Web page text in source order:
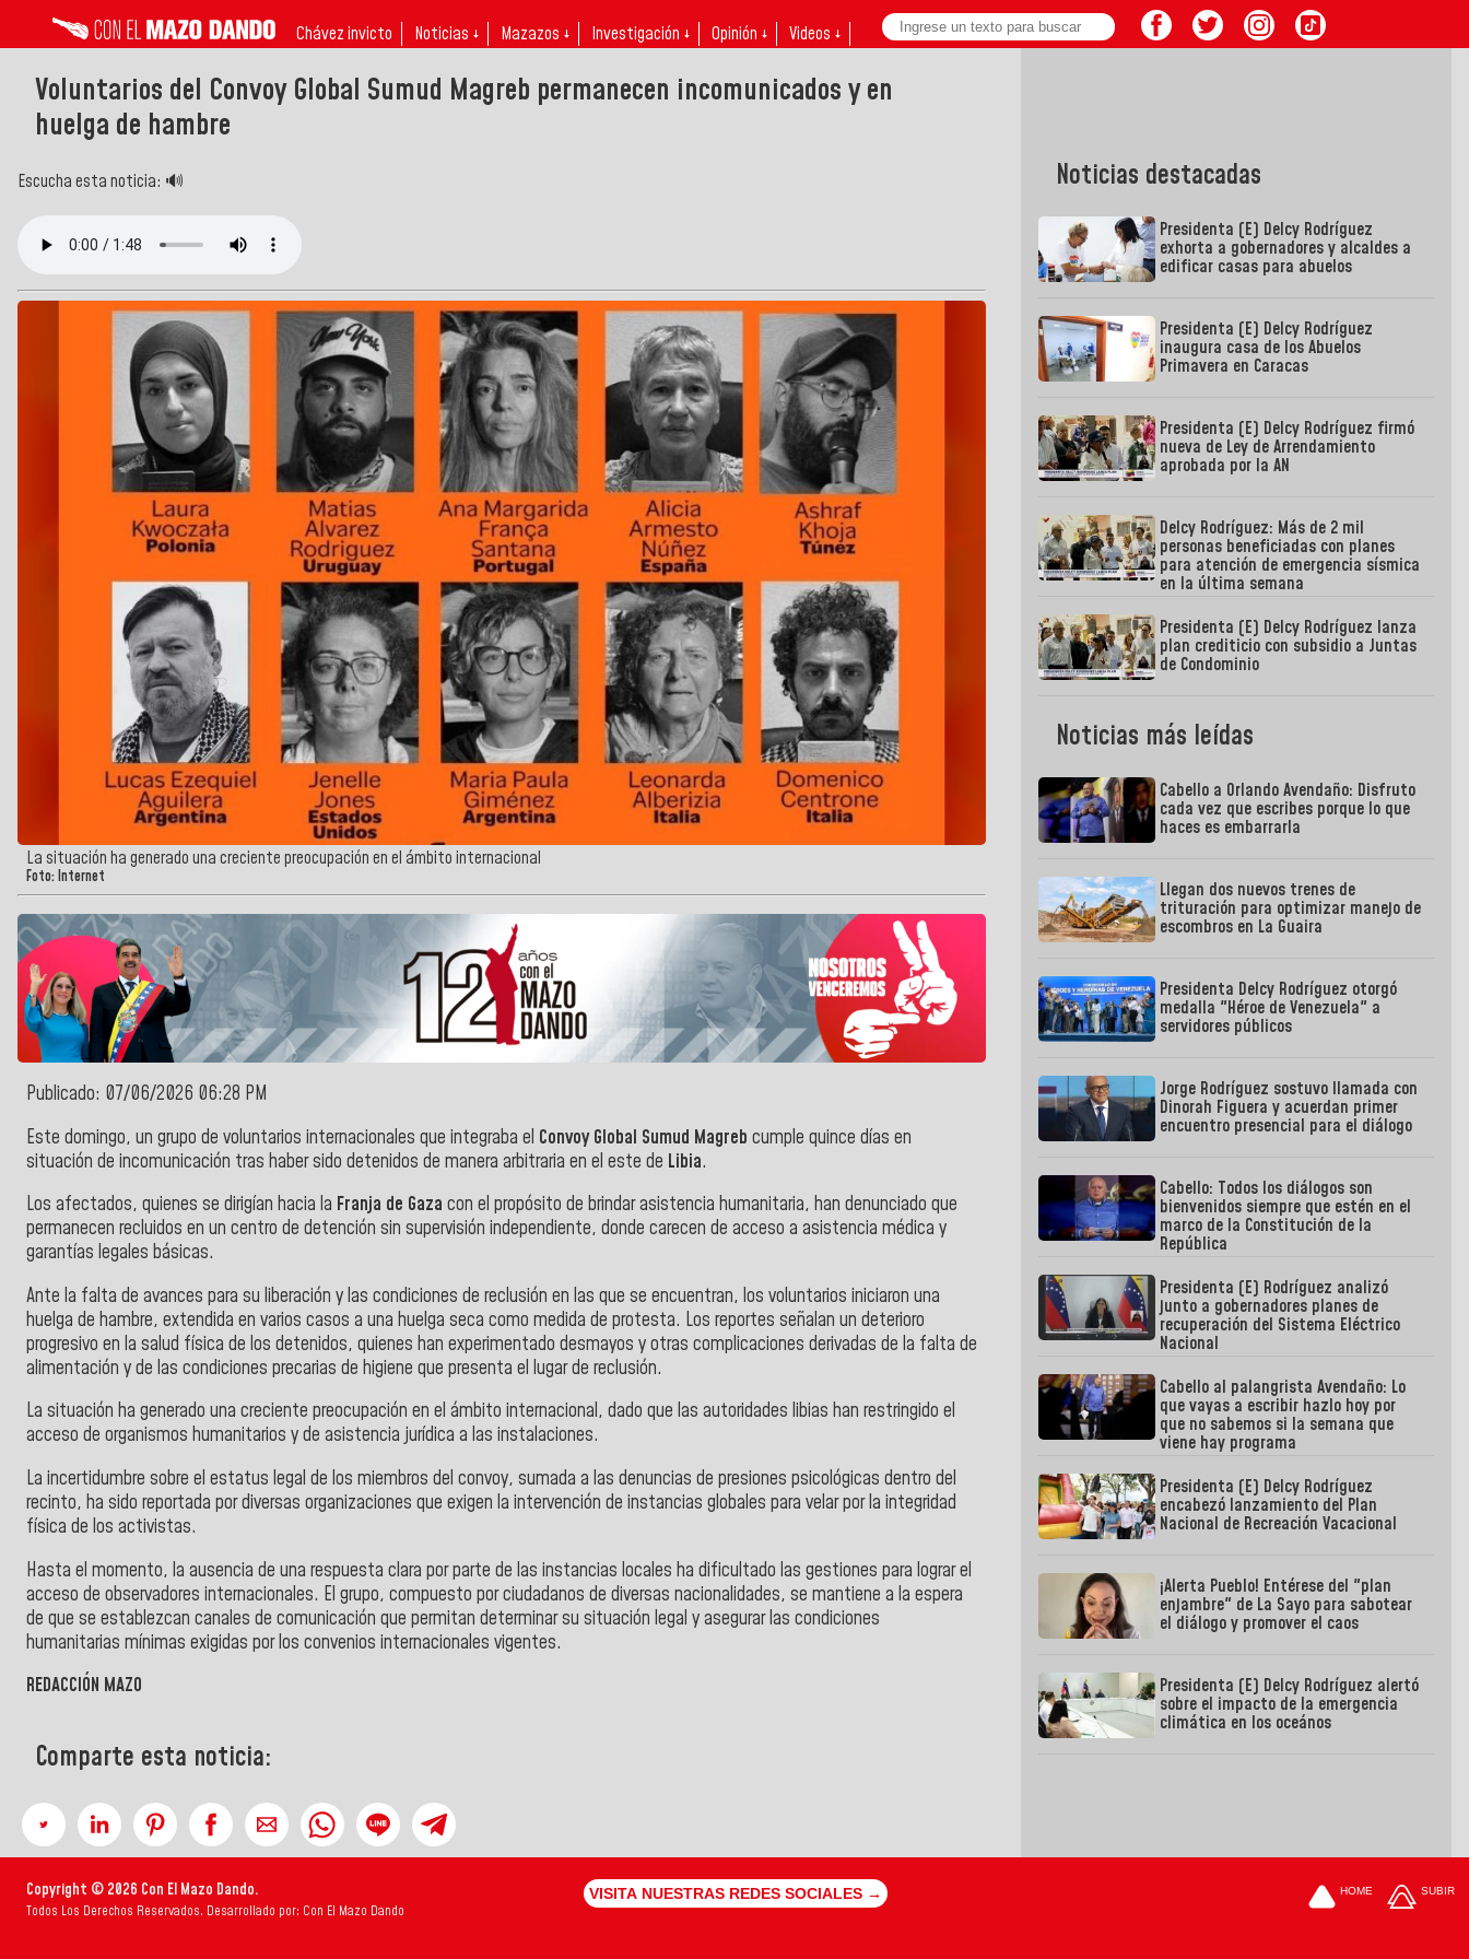
Chávez invicto Noticias ↓ Mazazos ↓ Investigación ↓ Opinión ↓ Videos ↓
Voluntarios del Convoy Global Sumud Magreb permanecen incomunicados y en
huelga de hambre
Escucha esta noticia: 🔊
La situación ha generado una creciente preocupación en el ámbito internacional
Foto: Internet
Publicado: 07/06/2026 06:28 PM
Este domingo, un grupo de voluntarios internacionales que integraba el Convoy Global Sumud Magreb cumple quince días en
situación de incomunicación tras haber sido detenidos de manera arbitraria en el este de Libia.
Los afectados, quienes se dirigían hacia la Franja de Gaza con el propósito de brindar asistencia humanitaria, han denunciado que
permanecen recluidos en un centro de detención sin supervisión independiente, donde carecen de acceso a asistencia médica y
garantías legales básicas.
Ante la falta de avances para su liberación y las condiciones de reclusión en las que se encuentran, los voluntarios iniciaron una
huelga de hambre, extendida en varios casos a una huelga seca como medida de protesta. Los reportes señalan un deterioro
progresivo en la salud física de los detenidos, quienes han experimentado desmayos y otras complicaciones derivadas de la falta de
alimentación y de las condiciones precarias de higiene que presenta el lugar de reclusión.
La situación ha generado una creciente preocupación en el ámbito internacional, dado que las autoridades libias han restringido el
acceso de organismos humanitarios y de asistencia jurídica a las instalaciones.
La incertidumbre sobre el estatus legal de los miembros del convoy, sumada a las denuncias de presiones psicológicas dentro del
recinto, ha sido reportada por diversas organizaciones que exigen la intervención de instancias globales para velar por la integridad
física de los activistas.
Hasta el momento, la ausencia de una respuesta clara por parte de las instancias locales ha dificultado las gestiones para lograr el
acceso de observadores internacionales. El grupo, compuesto por ciudadanos de diversas nacionalidades, se mantiene a la espera
de que se establezcan canales de comunicación que permitan determinar su situación legal y asegurar las condiciones
humanitarias mínimas exigidas por los convenios internacionales vigentes.
REDACCIÓN MAZO
Comparte esta noticia:
Noticias destacadas
Presidenta (E) Delcy Rodríguez
exhorta a gobernadores y alcaldes a
edificar casas para abuelos
Presidenta (E) Delcy Rodríguez
inaugura casa de los Abuelos
Primavera en Caracas
Presidenta (E) Delcy Rodríguez firmó
nueva de Ley de Arrendamiento
aprobada por la AN
Delcy Rodríguez: Más de 2 mil
personas beneficiadas con planes
para atención de emergencia sísmica
en la última semana
Presidenta (E) Delcy Rodríguez lanza
plan crediticio con subsidio a Juntas
de Condominio
Noticias más leídas
Cabello a Orlando Avendaño: Disfruto
cada vez que escribes porque lo que
haces es embarrarla
Llegan dos nuevos trenes de
trituración para optimizar manejo de
escombros en La Guaira
Presidenta Delcy Rodríguez otorgó
medalla "Héroe de Venezuela" a
servidores públicos
Jorge Rodríguez sostuvo llamada con
Dinorah Figuera y acuerdan primer
encuentro presencial para el diálogo
Cabello: Todos los diálogos son
bienvenidos siempre que estén en el
marco de la Constitución de la
República
Presidenta (E) Rodríguez analizó
junto a gobernadores planes de
recuperación del Sistema Eléctrico
Nacional
Cabello al palangrista Avendaño: Lo
que vayas a escribir hazlo hoy por
que no sabemos si la semana que
viene hay programa
Presidenta (E) Delcy Rodríguez
encabezó lanzamiento del Plan
Nacional de Recreación Vacacional
¡Alerta Pueblo! Entérese del "plan
enjambre" de La Sayo para sabotear
el diálogo y promover el caos
Presidenta (E) Delcy Rodríguez alertó
sobre el impacto de la emergencia
climática en los oceános
Copyright © 2026 Con El Mazo Dando.
Todos Los Derechos Reservados. Desarrollado por: Con El Mazo Dando
VISITA NUESTRAS REDES SOCIALES → HOME SUBIR